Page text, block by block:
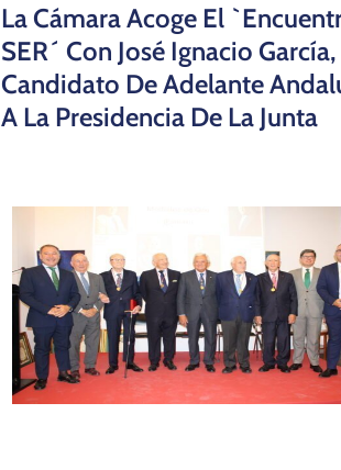
La Cámara Acoge El
SER´ Con José Ignacio García,
Candidato De Adelante
A La Presidencia De La Junta